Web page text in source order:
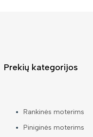
Prekių kategorijos
Rankinės moterims
Piniginės moterims